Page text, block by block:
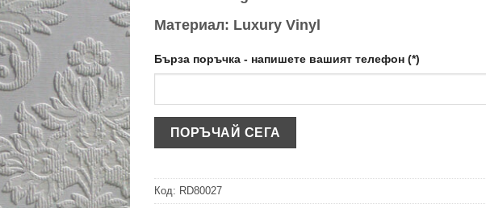
Материал: Luxury Vinyl
Бърза поръчка - напишете вашият телефон (*)
Код: RD80027